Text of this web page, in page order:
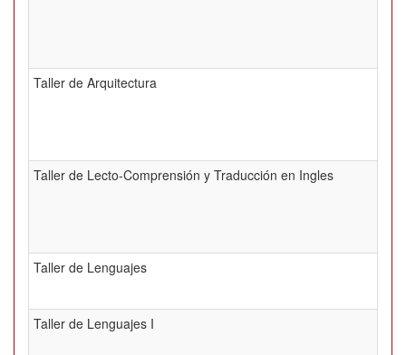
Taller de Arquitectura
Taller de Lecto-Comprensión y Traducción en Ingles
Taller de Lenguajes
Taller de Lenguajes I